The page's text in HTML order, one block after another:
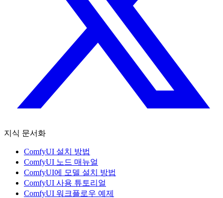
지식 문서화
ComfyUI 설치 방법
ComfyUI 노드 매뉴얼
ComfyUI에 모델 설치 방법
ComfyUI 사용 튜토리얼
ComfyUI 워크플로우 예제